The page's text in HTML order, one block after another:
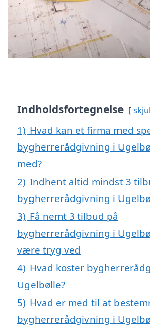
Indholdsfortegnelse skjul
1) Hvad kan et firma med
bygherrerådgivning i
med?
2) Indhent altid mindst 3
bygherrerådgivning i
3) Få nemt 3 tilbud på
bygherrerådgivning i
være tryg ved
4) Hvad koster
Ugelbølle?
5) Hvad er med til at
bygherrerådgivning i